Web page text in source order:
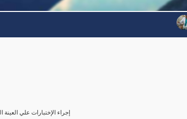
( إجراء الإختبارات علي